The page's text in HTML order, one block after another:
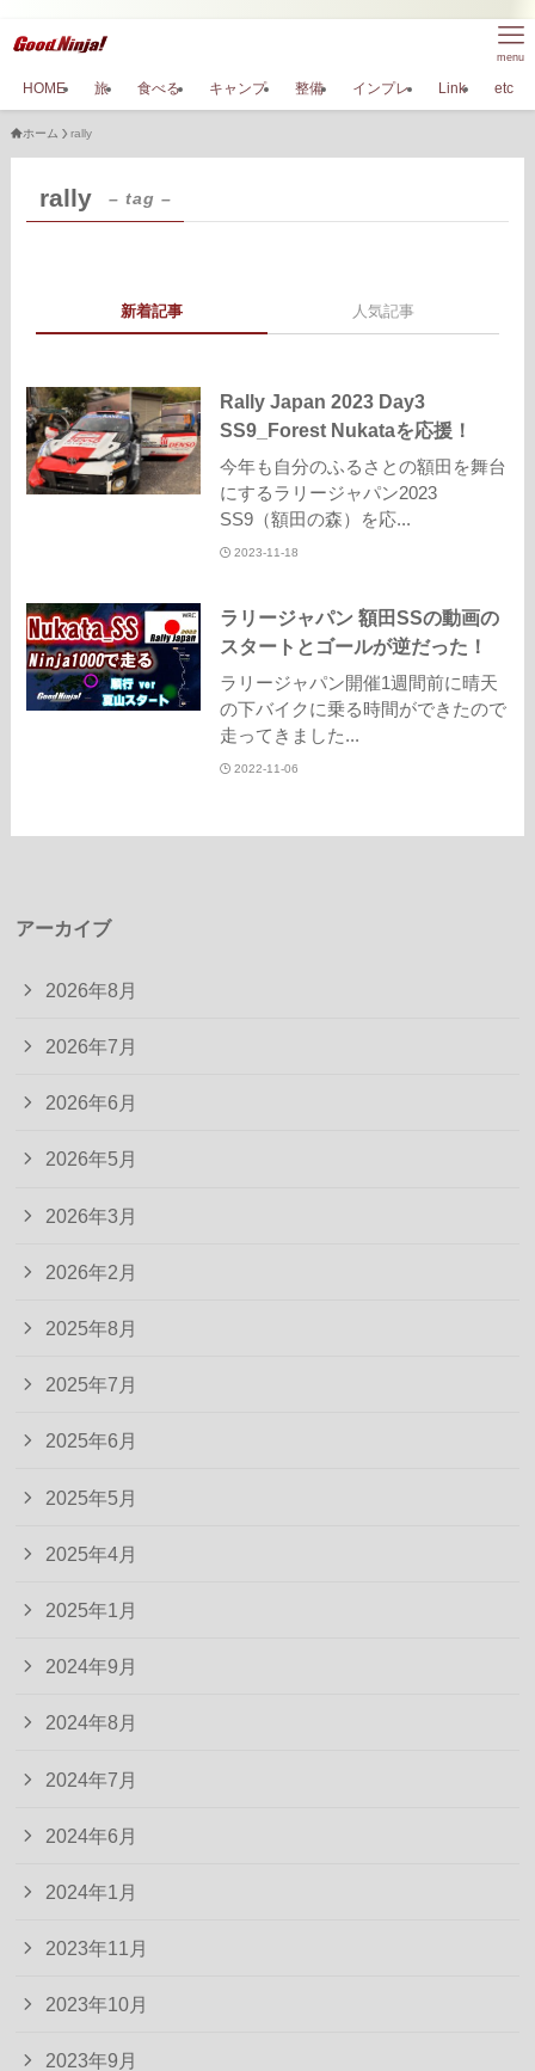
menu
HOME 旅 食べる キャンプ 整備 インプレ Link etc
ホーム rally
rally – tag –
新着記事 人気記事
Rally Japan 2023 Day3
SS9_Forest Nukataを応援！
今年も自分のふるさとの額田を舞台
にするラリージャパン2023
SS9（額田の森）を応...
2023-11-18
ラリージャパン 額田SSの動画の
スタートとゴールが逆だった！
ラリージャパン開催1週間前に晴天
の下バイクに乗る時間ができたので
走ってきました...
2022-11-06
アーカイブ
2026年8月
2026年7月
2026年6月
2026年5月
2026年3月
2026年2月
2025年8月
2025年7月
2025年6月
2025年5月
2025年4月
2025年1月
2024年9月
2024年8月
2024年7月
2024年6月
2024年1月
2023年11月
2023年10月
2023年9月